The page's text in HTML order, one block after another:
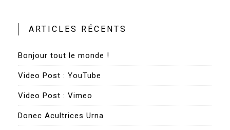
ARTICLES RÉCENTS
Bonjour tout le monde !
Video Post : YouTube
Video Post : Vimeo
Donec Acultrices Urna